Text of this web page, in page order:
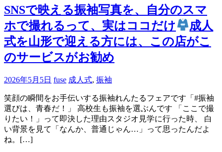
SNSで映える振袖写真を、自分のスマ
ホで撮れるって、実はココだけ
成人
式を山形で迎える方には、この店がこ
のサービスがお勧め
2026年5月5日 fuse 成人式, 振袖
笑顔の瞬間をお手伝いする振袖れんたるフェアです「#振袖
選びは、青春だ！」 高校生も振袖を選ぶんです 「ここで撮
りたい！」って即決した理由スタジオ見学に行った時、 白
い背景を見て「なんか、普通じゃん…」って思ったんだよ
ね。[…]